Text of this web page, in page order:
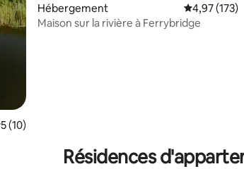
moyenne sur la base de 10 commentaires
5 (10)
Hébergement Évaluation
4,97 (173)
Maison sur la rivière à Ferrybridge
Résidences